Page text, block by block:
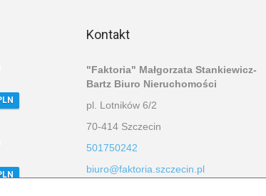
Kontakt
"Faktoria" Małgorzata Stankiewicz-
Bartz Biuro Nieruchomości
pl. Lotników 6/2
70-414 Szczecin
501750242
biuro@faktoria.szczecin.pl